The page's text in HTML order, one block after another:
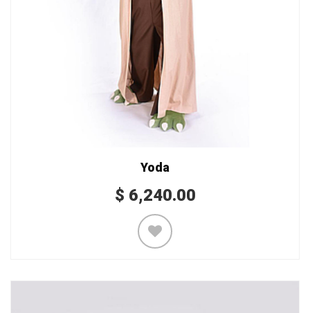
Yoda
$ 6,240.00